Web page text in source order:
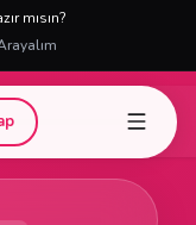
mısın?